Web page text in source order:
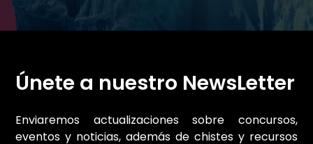
Únete a nuestro NewsLetter
Enviaremos actualizaciones sobre concursos,
eventos y noticias, además de chistes y recursos